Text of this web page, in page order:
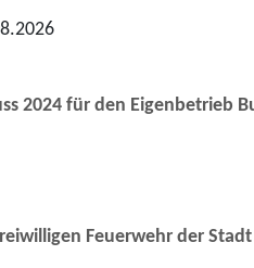
2024 für den Eigenbetrieb
Feuerwehr der